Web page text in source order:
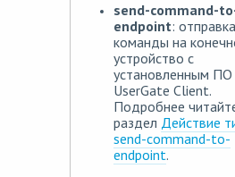
send-command-
endpoint: отправка
команды на
устройство с
установленным ПО
UserGate Client.
Подробнее
раздел Действие
send-command-to-
endpoint.